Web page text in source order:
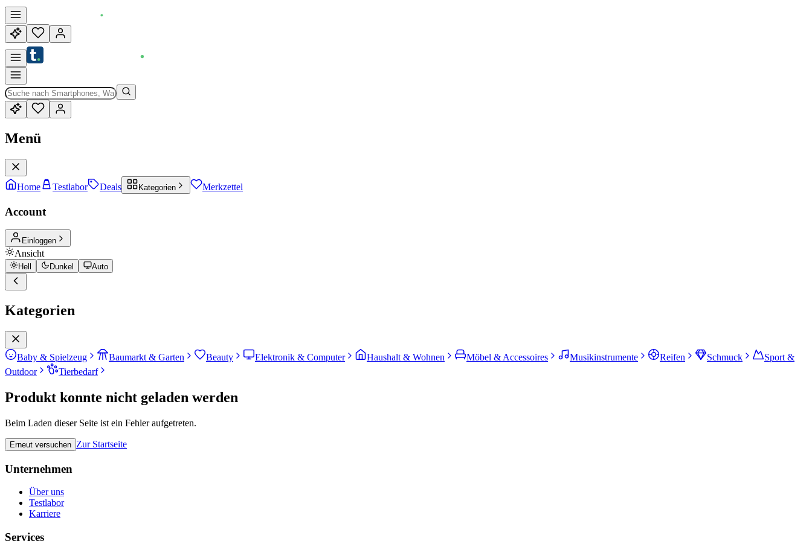
Menü
Home Testlabor Deals Kategorien Merkzettel
Account
Einloggen
Ansicht
Hell Dunkel Auto
Kategorien
Baby & Spielzeug Baumarkt & Garten Beauty Elektronik & Computer Haushalt & Wohnen Möbel & Accessoires Musikinstrumente Reifen Schmuck
Sport &
Outdoor
Tierbedarf
Produkt konnte nicht geladen werden
Beim Laden dieser Seite ist ein Fehler aufgetreten.
Erneut versuchen Zur Startseite
Unternehmen
Über uns
Testlabor
Karriere
Services